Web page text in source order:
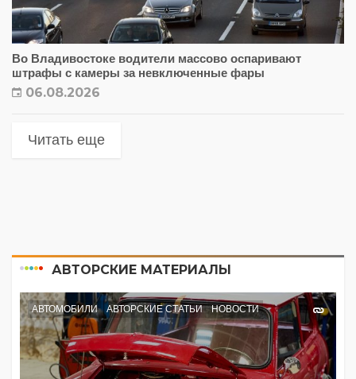
Во Владивостоке водители массово оспаривают
штрафы с камеры за невключенные фары
06.08.2026
Читать еще
АВТОРСКИЕ МАТЕРИАЛЫ
АВТОМОБИЛИ АВТОРСКИЕ СТАТЬИ НОВОСТИ